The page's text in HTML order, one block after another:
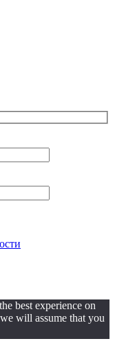
best experience on
will assume that you